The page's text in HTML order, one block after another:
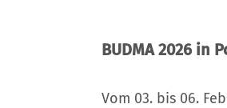
BUDMA 2026 in
Vom 03. bis 06.